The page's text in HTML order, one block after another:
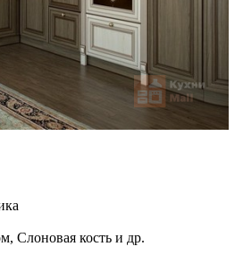
Слоновая кость и др.